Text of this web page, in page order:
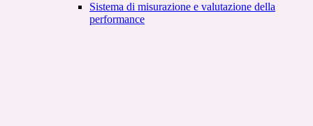
Sistema di misurazione e valutazione della
performance